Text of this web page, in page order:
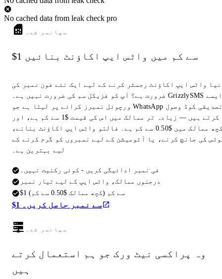
No cached data from leak check pro
سپانسر شدہ
$1 سے کم میں واٹس ایپ اکاؤنٹ بنائیں
نیا واٹس ایپ اکاؤنٹ رجسٹر کرنے کے لیے ایک نئے فون نمبر کی
ضرورت ہے؟ آپ کو فزیکل سم کی ضرورت نہیں ہے۔ GrizzlySMS ایسے
ورچوئل نمبرز کرائے پر لیتا ہے جو WhatsApp تصدیقی کوڈ وصول
کرتے ہیں — زیادہ تر ممالک میں اس کی قیمت $1 سے کم ہے، اور
کچھ ممالک میں $0.50 سے کم ہے۔ فالتو واٹس ایپ اکاؤنٹ بنانے،
کی جانچ کرنے، یا آٹومیشن کے لیے نمبروں کو گرم کرنے کے
لیے بہترین ہے۔
فی نمبر ادائیگی کریں - کوئی رکنیت نہیں۔
درجنوں ممالک، واٹس ایپ کے لیے تیار نمبر
$1 سے کم (کچھ ممالک $0.50 سے کم)
$1 سے نمبر حاصل کریں۔
سپانسر شدہ
وہ پراکسی نیٹ ورک جو ہم استعمال کرتے
ہیں